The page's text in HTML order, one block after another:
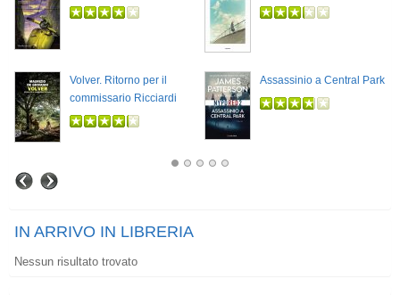
Volver. Ritorno per il
commissario Ricciardi
Assassinio a Central Park
IN ARRIVO IN LIBRERIA
Nessun risultato trovato